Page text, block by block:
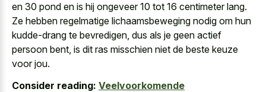
en 30 pond en is hij ongeveer 10 tot 16 centimeter lang.
Ze hebben regelmatige lichaamsbeweging nodig om hun
kudde-drang te bevredigen, dus als je geen actief
persoon bent, is dit ras misschien niet de beste keuze
voor jou.
Consider reading: Veelvoorkomende